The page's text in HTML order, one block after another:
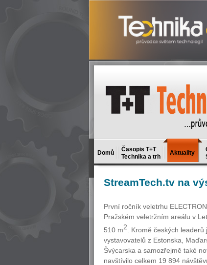
Domů
Časopis T+T
Technika a trh
Aktuality
StreamTech.tv na
První ročník veletrhu
Pražském veletržním areálu v
510 m2 . Kromě českých
vystavovatelů z Estonska,
Švýcarska a samozřejmě také
navštívilo celkem 19 894